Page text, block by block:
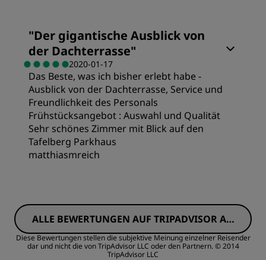
Schlafqualität
Service
"Der gigantische Ausblick von
der Dachterrasse"
2020-01-17
Das Beste, was ich bisher erlebt habe -
Ausblick von der Dachterrasse, Service und
Freundlichkeit des Personals
Frühstücksangebot : Auswahl und Qualität
Sehr schönes Zimmer mit Blick auf den
Tafelberg Parkhaus
matthiasmreich
Preis/Leistung
ALLE BEWERTUNGEN AUF TRIPADVISOR AN
ZEIGEN
Diese Bewertungen stellen die subjektive Meinung einzelner Reisender
dar und nicht die von TripAdvisor LLC oder den Partnern. © 2014
TripAdvisor LLC